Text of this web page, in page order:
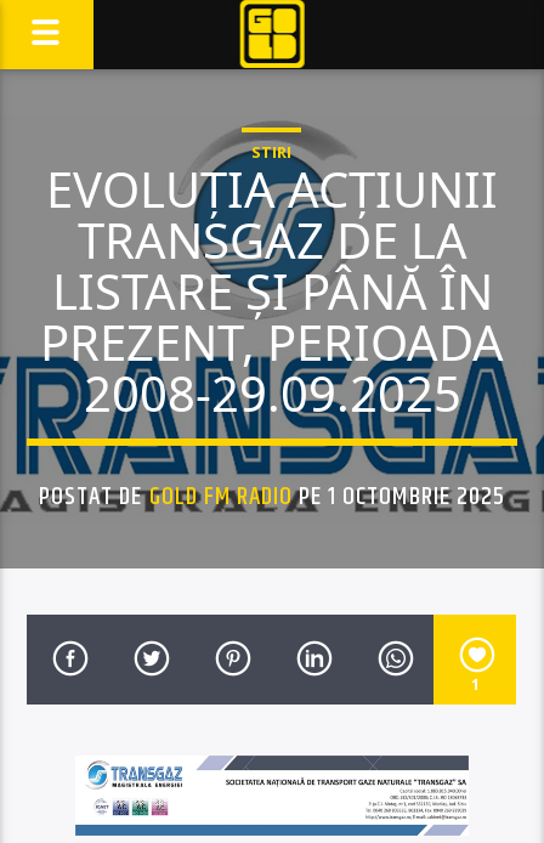
STIRI
EVOLUȚIA ACȚIUNII
TRANSGAZ DE LA
LISTARE ȘI PÂNĂ ÎN
PREZENT, PERIOADA
2008-29.09.2025
POSTAT DEGOLD FM RADIOPE 1 OCTOMBRIE 2025
1